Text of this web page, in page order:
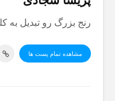
رنج بزرگ رو تبدیل به
مشاهده تمام پست ها